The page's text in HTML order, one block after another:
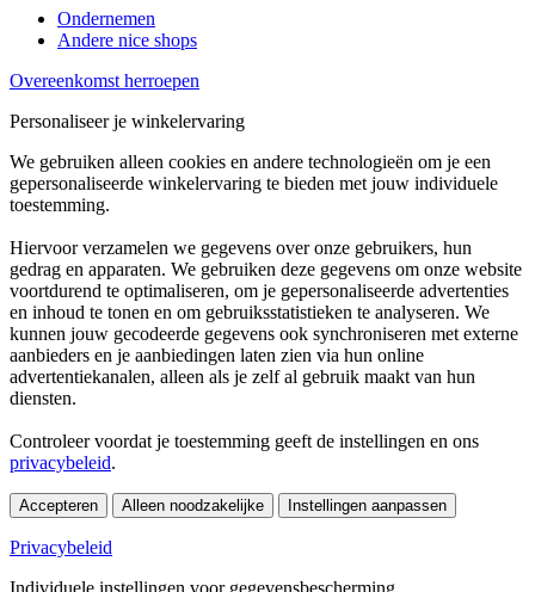
Ondernemen
Andere nice shops
Overeenkomst herroepen
Personaliseer je winkelervaring
We gebruiken alleen cookies en andere technologieën om je een
gepersonaliseerde winkelervaring te bieden met jouw individuele
toestemming.
Hiervoor verzamelen we gegevens over onze gebruikers, hun
gedrag en apparaten. We gebruiken deze gegevens om onze website
voortdurend te optimaliseren, om je gepersonaliseerde advertenties
en inhoud te tonen en om gebruiksstatistieken te analyseren. We
kunnen jouw gecodeerde gegevens ook synchroniseren met externe
aanbieders en je aanbiedingen laten zien via hun online
advertentiekanalen, alleen als je zelf al gebruik maakt van hun
diensten.
Controleer voordat je toestemming geeft de instellingen en ons
privacybeleid.
Accepteren Alleen noodzakelijke Instellingen aanpassen
Privacybeleid
Individuele instellingen voor gegevensbescherming